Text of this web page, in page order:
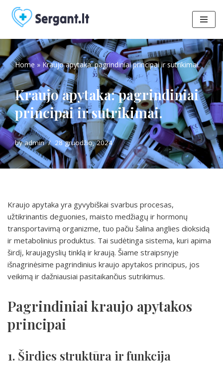
Skip
to
content
Home»Kraujo apytaka: pagrindiniai principai ir sutrikimai.
Kraujo apytaka: pagrindiniai
principai ir sutrikimai.
byadmin 28 gruodžio, 2024
Kraujo apytaka yra gyvybiškai svarbus procesas,
užtikrinantis deguonies, maisto medžiagų ir hormonų
transportavimą organizme, tuo pačiu šalina anglies dioksidą
ir metabolinius produktus. Tai sudėtinga sistema, kuri apima
širdį, kraujagyslių tinklą ir kraują. Šiame straipsnyje
išnagrinėsime pagrindinius kraujo apytakos principus, jos
veikimą ir dažniausiai pasitaikančius sutrikimus.
Pagrindiniai kraujo apytakos
principai
1. Širdies struktūra ir funkcija